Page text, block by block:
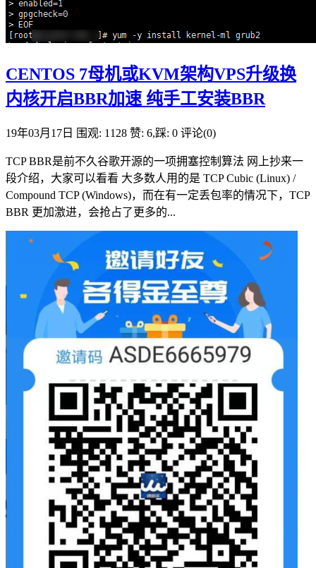
CENTOS 7母机或KVM架构VPS升级换
内核开启BBR加速 纯手工安装BBR
19年03月17日 围观: 1128 赞: 6,踩: 0 评论(0)
TCP BBR是前不久谷歌开源的一项拥塞控制算法 网上抄来一
段介绍，大家可以看看 大多数人用的是 TCP Cubic (Linux) /
Compound TCP (Windows)，而在有一定丢包率的情况下，TCP
BBR 更加激进，会抢占了更多的...